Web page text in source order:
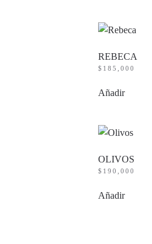
REBECA
$ 185,000
Añadir
OLIVOS
$ 190,000
Añadir